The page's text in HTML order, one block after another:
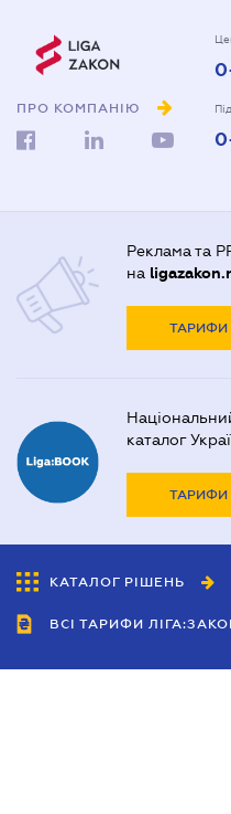
ПРО КОМПАНІЮ
Реклама та
на
ТАРИФИ
каталог
ТАРИФИ
КАТАЛОГ РІШЕНЬ
ВСІ ТАРИФИ